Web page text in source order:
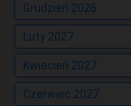
Grudzień 2026
Luty 2027
Kwiecień 2027
Czerwiec 2027